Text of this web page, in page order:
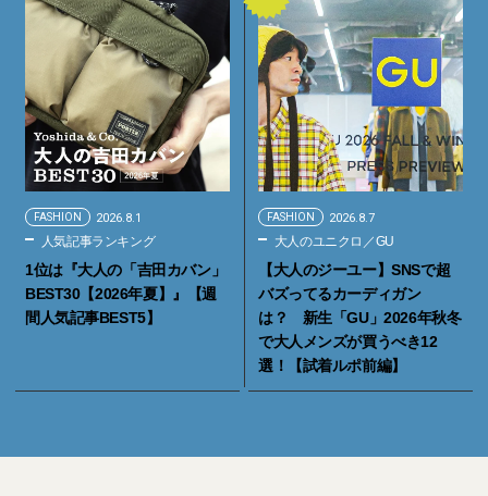
FASHION 2026.8.1
人気記事ランキング
1位は『大人の「吉田カバン」
BEST30【2026年夏】』【週
間人気記事BEST5】
FASHION 2026.8.7
大人のユニクロ／GU
【大人のジーユー】SNSで超
バズってるカーディガン
は？ 新生「GU」2026年秋冬
で大人メンズが買うべき12
選！【試着ルポ前編】